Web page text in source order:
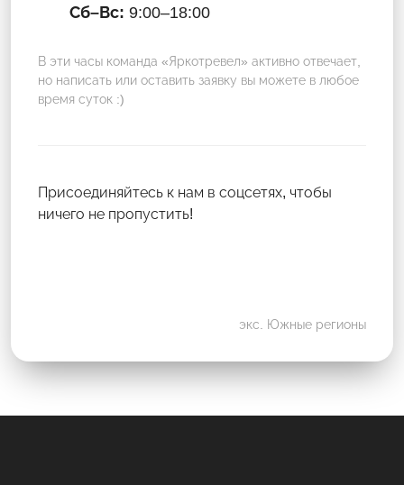
Сб–Вс: 9:00–18:00
В эти часы команда «Яркотревел» активно отвечает,
но написать или оставить заявку вы можете в любое
время суток :)
Присоединяйтесь к нам в соцсетях, чтобы
ничего не пропустить!
экс. Южные регионы